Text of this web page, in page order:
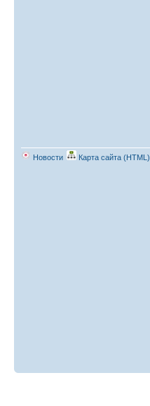
Новости Карта сайта (HTML)